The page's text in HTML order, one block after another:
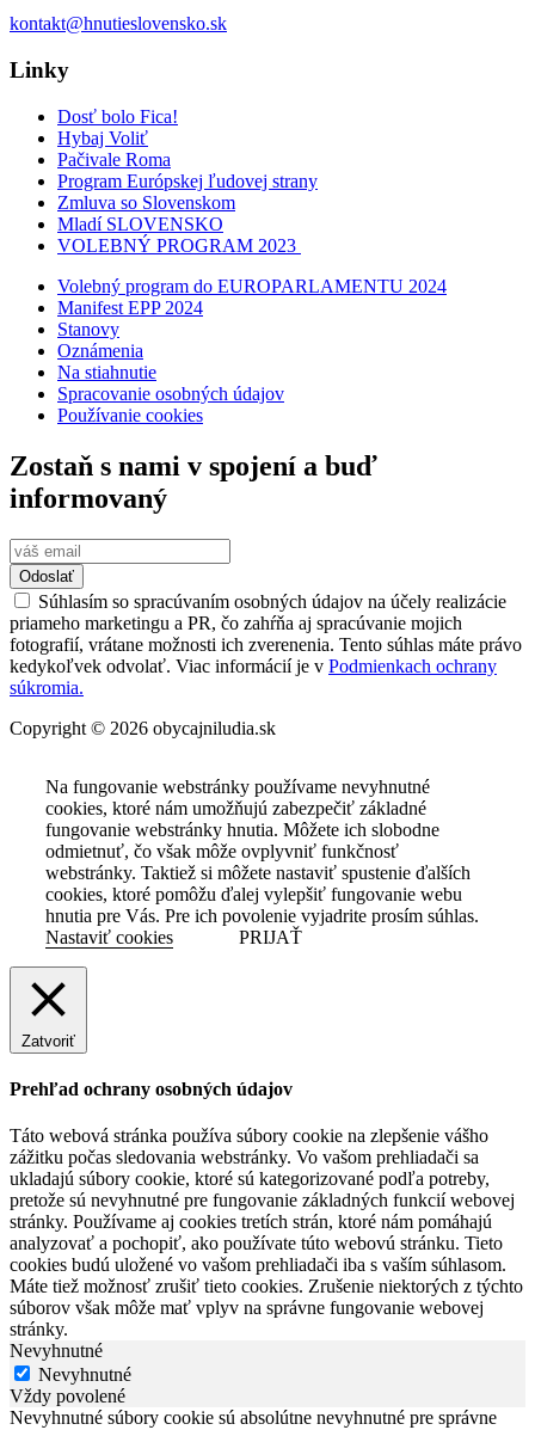
kontakt@hnutieslovensko.sk
Linky
Dosť bolo Fica!
Hybaj Voliť
Pačivale Roma
Program Európskej ľudovej strany
Zmluva so Slovenskom
Mladí SLOVENSKO
VOLEBNÝ PROGRAM 2023
Volebný program do EUROPARLAMENTU 2024
Manifest EPP 2024
Stanovy
Oznámenia
Na stiahnutie
Spracovanie osobných údajov
Používanie cookies
Zostaň s nami v spojení a buď
informovaný
Odoslať
Súhlasím so spracúvaním osobných údajov na účely realizácie
priameho marketingu a PR, čo zahŕňa aj spracúvanie mojich
fotografií, vrátane možnosti ich zverenenia. Tento súhlas máte právo
kedykoľvek odvolať. Viac informácií je v Podmienkach ochrany
súkromia.
Copyright © 2026 obycajniludia.sk
Na fungovanie webstránky používame nevyhnutné
cookies, ktoré nám umožňujú zabezpečiť základné
fungovanie webstránky hnutia. Môžete ich slobodne
odmietnuť, čo však môže ovplyvniť funkčnosť
webstránky. Taktiež si môžete nastaviť spustenie ďalších
cookies, ktoré pomôžu ďalej vylepšiť fungovanie webu
hnutia pre Vás. Pre ich povolenie vyjadrite prosím súhlas.
Nastaviť cookies
PRIJAŤ
Zatvoriť
Prehľad ochrany osobných údajov
Táto webová stránka používa súbory cookie na zlepšenie vášho
zážitku počas sledovania webstránky. Vo vašom prehliadači sa
ukladajú súbory cookie, ktoré sú kategorizované podľa potreby,
pretože sú nevyhnutné pre fungovanie základných funkcií webovej
stránky. Používame aj cookies tretích strán, ktoré nám pomáhajú
analyzovať a pochopiť, ako používate túto webovú stránku. Tieto
cookies budú uložené vo vašom prehliadači iba s vaším súhlasom.
Máte tiež možnosť zrušiť tieto cookies. Zrušenie niektorých z týchto
súborov však môže mať vplyv na správne fungovanie webovej
stránky.
Nevyhnutné
Nevyhnutné
Vždy povolené
Nevyhnutné súbory cookie sú absolútne nevyhnutné pre správne